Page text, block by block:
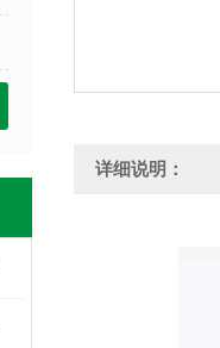
详细说明：